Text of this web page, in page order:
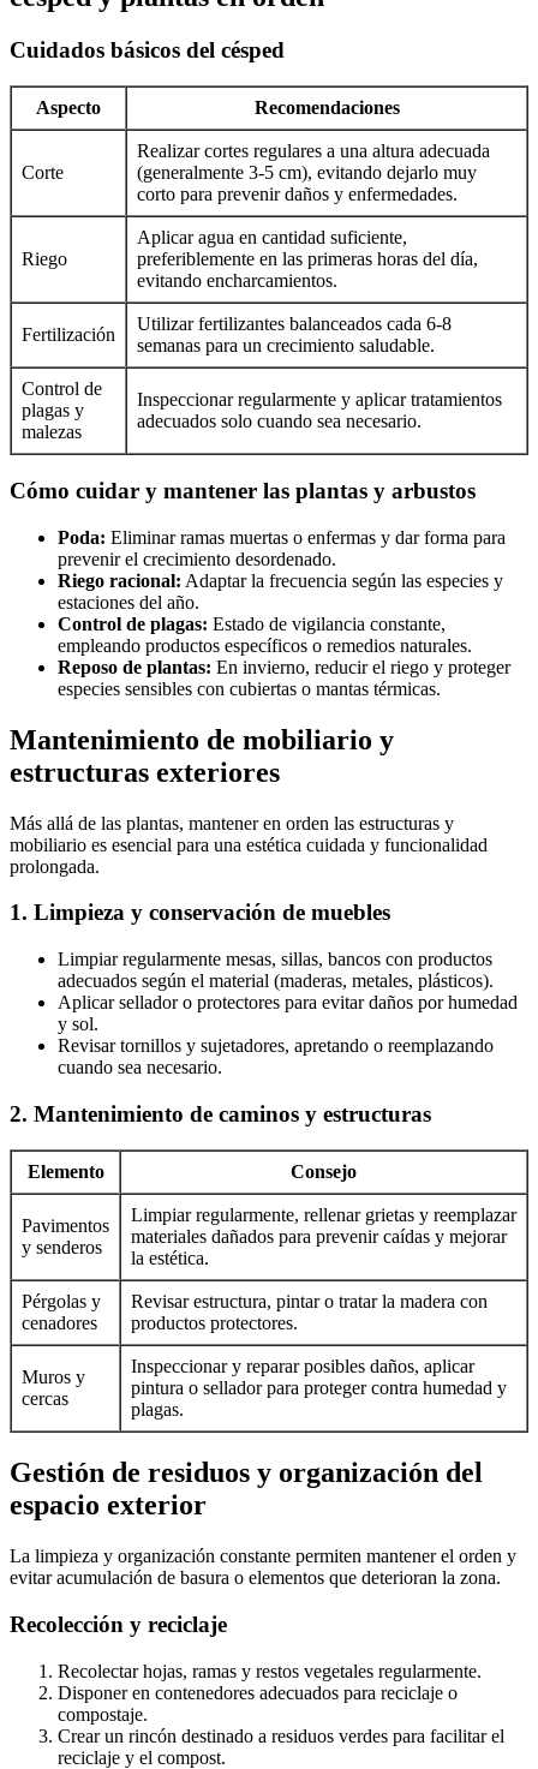
Cuidados básicos del césped
Aspecto Recomendaciones
Corte
Realizar cortes regulares a una altura adecuada
(generalmente 3-5 cm), evitando dejarlo muy
corto para prevenir daños y enfermedades.
Riego
Aplicar agua en cantidad suficiente,
preferiblemente en las primeras horas del día,
evitando encharcamientos.
Fertilización
Utilizar fertilizantes balanceados cada 6-8
semanas para un crecimiento saludable.
Control de
plagas y
malezas
Inspeccionar regularmente y aplicar tratamientos
adecuados solo cuando sea necesario.
Cómo cuidar y mantener las plantas y arbustos
Poda: Eliminar ramas muertas o enfermas y dar forma para
prevenir el crecimiento desordenado.
Riego racional: Adaptar la frecuencia según las especies y
estaciones del año.
Control de plagas: Estado de vigilancia constante,
empleando productos específicos o remedios naturales.
Reposo de plantas: En invierno, reducir el riego y proteger
especies sensibles con cubiertas o mantas térmicas.
Mantenimiento de mobiliario y
estructuras exteriores
Más allá de las plantas, mantener en orden las estructuras y
mobiliario es esencial para una estética cuidada y funcionalidad
prolongada.
1. Limpieza y conservación de muebles
Limpiar regularmente mesas, sillas, bancos con productos
adecuados según el material (maderas, metales, plásticos).
Aplicar sellador o protectores para evitar daños por humedad
y sol.
Revisar tornillos y sujetadores, apretando o reemplazando
cuando sea necesario.
2. Mantenimiento de caminos y estructuras
Elemento Consejo
Pavimentos
y senderos
Limpiar regularmente, rellenar grietas y reemplazar
materiales dañados para prevenir caídas y mejorar
la estética.
Pérgolas y
cenadores
Revisar estructura, pintar o tratar la madera con
productos protectores.
Muros y
cercas
Inspeccionar y reparar posibles daños, aplicar
pintura o sellador para proteger contra humedad y
plagas.
Gestión de residuos y organización del
espacio exterior
La limpieza y organización constante permiten mantener el orden y
evitar acumulación de basura o elementos que deterioran la zona.
Recolección y reciclaje
Recolectar hojas, ramas y restos vegetales regularmente.
Disponer en contenedores adecuados para reciclaje o
compostaje.
Crear un rincón destinado a residuos verdes para facilitar el
reciclaje y el compost.